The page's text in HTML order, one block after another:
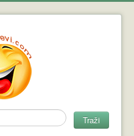
Traži